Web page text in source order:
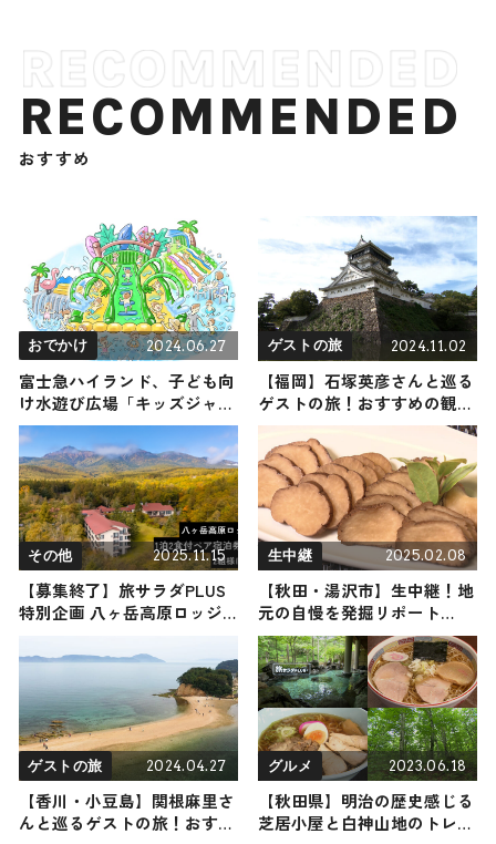
RECOMMENDED
おすすめ
おでかけ 2024.06.27
富士急ハイランド、子ども向
け水遊び広場「キッズジャッ
パーン！」7月13日より期間
限定オープン
ゲストの旅 2024.11.02
【福岡】石塚英彦さんと巡る
ゲストの旅！おすすめの観
光・グルメをご紹介 2024年11
月2日放送
その他 2025.11.15
【募集終了】旅サラダPLUS
特別企画 八ヶ岳高原ロッジ1
に！
生中継 2025.02.08
【秋田・湯沢市】生中継！地
元の自慢を発掘リポート
2025年2月8日放送
ゲストの旅 2024.04.27
【香川・小豆島】関根麻里さ
んと巡るゲストの旅！おすす
グルメ 2023.06.18
【秋田県】明治の歴史感じる
芝居小屋と白神山地のトレッ